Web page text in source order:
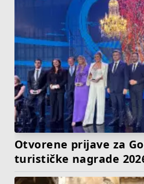
Otvorene prijave za
turističke nagrade